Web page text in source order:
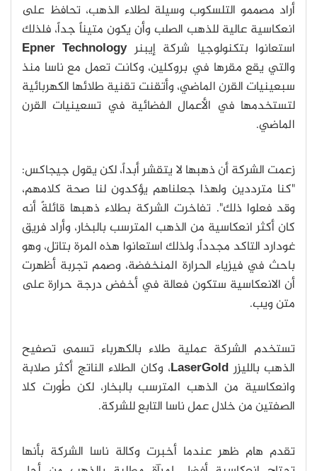
أراد مصممو التلسكوب وسيلة لطلاء الذهب، تحافظ على
انعكاسية عالية للذهب الصلب وأن يكون متيناً جداً، فلذلك
استعانوا بتكنولوجيا شركة إيبنرEpner Technology
والتي يقع مقرها في بروكلين، وكانت تعمل مع ناسا منذ
سبعينيات القرن الماضي، وأتقنت تقنية طلائها الكهربائية
لتستخدمها في الأعمال الفضائية في تسعينيات القرن
الماضي.
زعمت الشركة أن ذهبها لا يتقشر أبداً، لكن يقول جيجاكس:
"كنا مترددين ولهذا جعلناهم يؤكدون لنا صحة كلامهم،
وقد فعلوا ذلك". تفاخرت الشركة بطلاء ذهبها قائلةً أنه
كان أكثر انعكاسية من الذهب المترسب بالبخار، وأراد فريق
غودارد التاكد مجدداً، ولذلك استعانوا هذه المرة بتاتل، وهو
باحث في فيزياء الحرارة المنخفضة، وصمم تجربة أظهرت
أن الانعكاسية ستكون فعالة في أخفض درجة حرارة على
متن ويب.
تستخدم الشركة عملية طلاء بالكهرباء تسمى تصفيح
الذهب بالليزر LaserGold، وكان الطلاء الناتج أكثر صلابة
وانعكاسية من الذهب المترسب بالبخار، لكن طُورت كلا
الصفتين من خلال عمل ناسا التابع للشركة.
تقدم هام ظهر عندما أخبرت وكالة ناسا الشركة بأنها